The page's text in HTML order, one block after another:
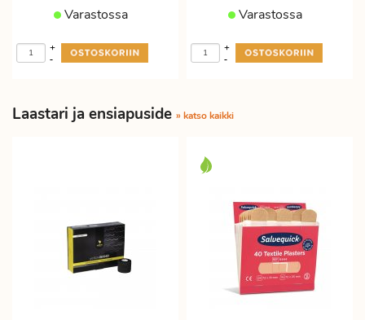
Varastossa
-
+
Varastossa
-
+
Laastari ja ensiapuside » katso kaikki